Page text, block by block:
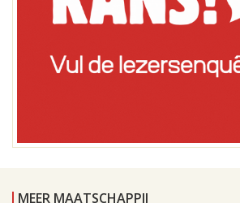
MEER MAATSCHAPPIJ